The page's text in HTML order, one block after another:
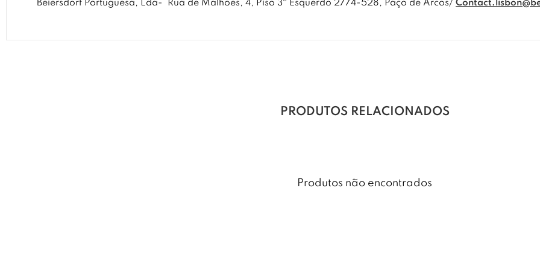
Beiersdorf Portuguesa, Lda- Rua de Malhões, 4, Piso 3º Esquerdo 2774-528, Paço de Arcos/
PRODUTOS RELACIONADOS
Produtos não encontrados